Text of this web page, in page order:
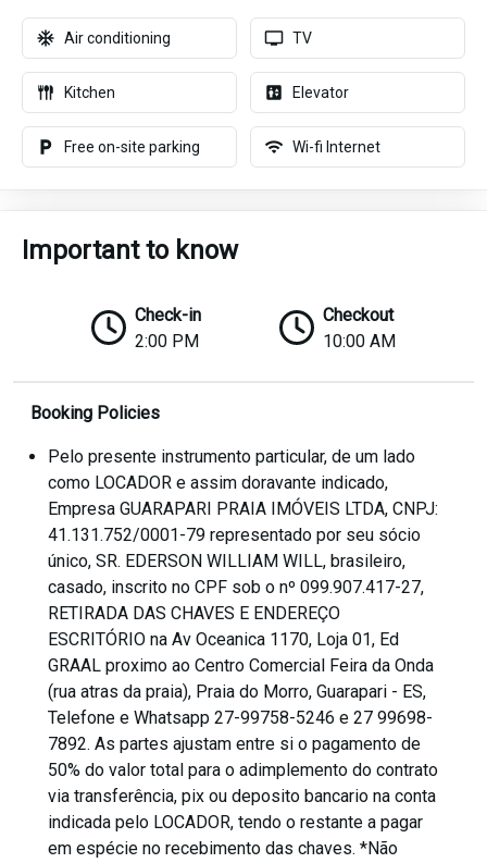
Air conditioning TV
Kitchen Elevator
Free on-site parking Wi-fi Internet
Important to know
Check-in
2:00 PM
Checkout
10:00 AM
Booking Policies
Pelo presente instrumento particular, de um lado
como LOCADOR e assim doravante indicado,
Empresa GUARAPARI PRAIA IMÓVEIS LTDA, CNPJ:
41.131.752/0001-79 representado por seu sócio
único, SR. EDERSON WILLIAM WILL, brasileiro,
casado, inscrito no CPF sob o nº 099.907.417-27,
RETIRADA DAS CHAVES E ENDEREÇO
ESCRITÓRIO na Av Oceanica 1170, Loja 01, Ed
GRAAL proximo ao Centro Comercial Feira da Onda
(rua atras da praia), Praia do Morro, Guarapari - ES,
Telefone e Whatsapp 27-99758-5246 e 27 99698-
7892. As partes ajustam entre si o pagamento de
50% do valor total para o adimplemento do contrato
via transferência, pix ou deposito bancario na conta
indicada pelo LOCADOR, tendo o restante a pagar
em espécie no recebimento das chaves. *Não